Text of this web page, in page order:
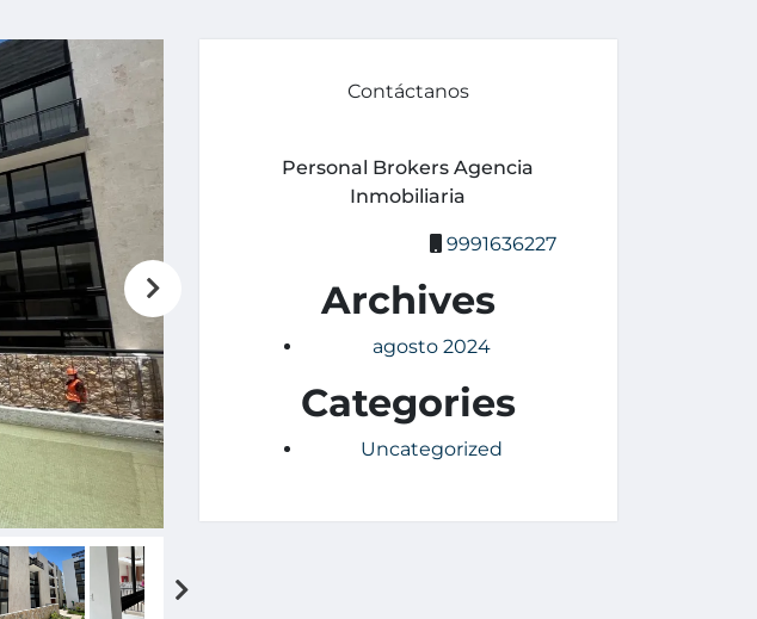
Contáctanos
Personal Brokers Agencia
Inmobiliaria
9991636227
Archives
agosto 2024
Categories
Uncategorized